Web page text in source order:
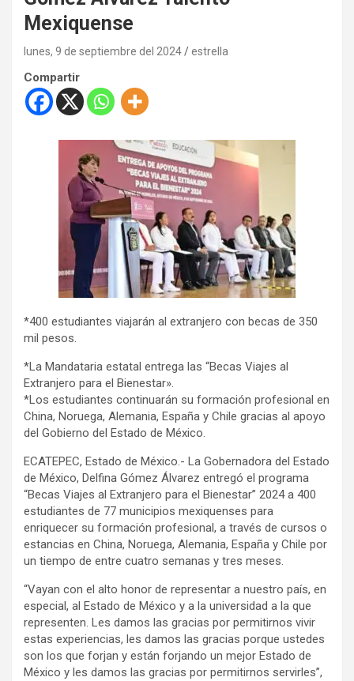
Mexiquense
lunes, 9 de septiembre del 2024 estrella
Compartir
*400 estudiantes viajarán al extranjero con becas de 350
mil pesos.
*La Mandataria estatal entrega las “Becas Viajes al
Extranjero para el Bienestar».
*Los estudiantes continuarán su formación profesional en
China, Noruega, Alemania, España y Chile gracias al apoyo
del Gobierno del Estado de México.
ECATEPEC, Estado de México.- La Gobernadora del Estado
de México, Delfina Gómez Álvarez entregó el programa
“Becas Viajes al Extranjero para el Bienestar” 2024 a 400
estudiantes de 77 municipios mexiquenses para
enriquecer su formación profesional, a través de cursos o
estancias en China, Noruega, Alemania, España y Chile por
un tiempo de entre cuatro semanas y tres meses.
“Vayan con el alto honor de representar a nuestro país, en
especial, al Estado de México y a la universidad a la que
representen. Les damos las gracias por permitirnos vivir
estas experiencias, les damos las gracias porque ustedes
son los que forjan y están forjando un mejor Estado de
México y les damos las gracias por permitirnos servirles”,